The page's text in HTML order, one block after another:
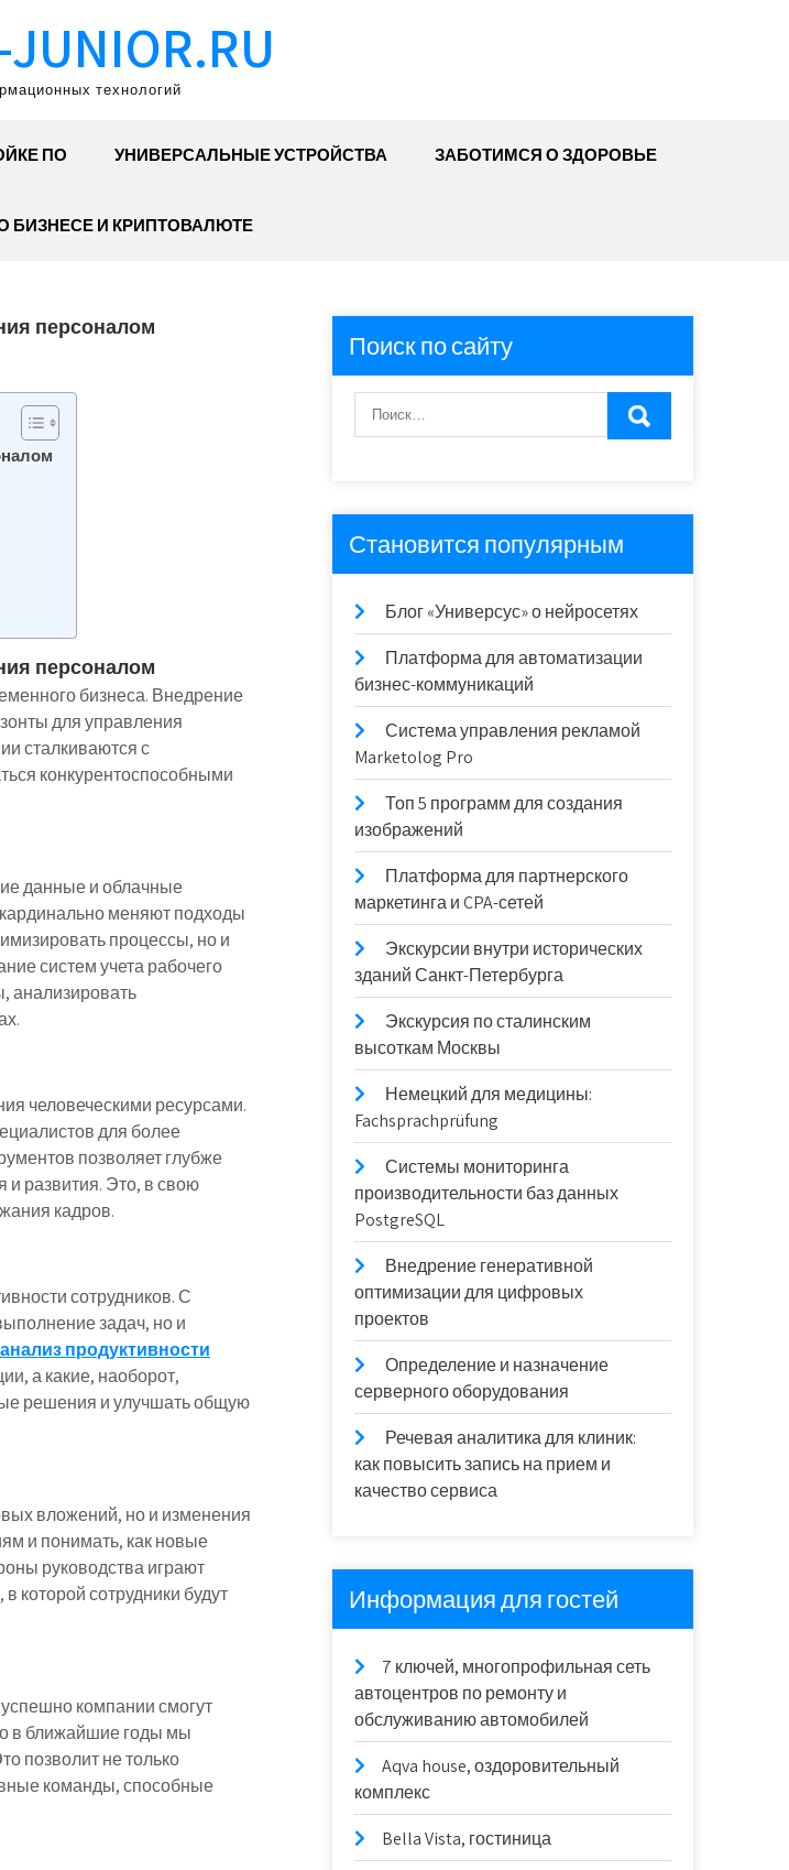
технологий
ПО УНИВЕРСАЛЬНЫЕ УСТРОЙСТВА ЗАБОТИМСЯ О ЗДОРОВЬЕ
БИЗНЕСЕ И КРИПТОВАЛЮТЕ
персоналом
персоналом
бизнеса. Внедрение
для управления
сталкиваются с
конкурентоспособными
данные и облачные
меняют подходы
процессы, но и
систем учета рабочего
анализировать
человеческими ресурсами.
для более
позволяет глубже
и развития. Это, в свою
кадров.
сотрудников. С
задач, но и
анализ продуктивности
а какие, наоборот,
решения и улучшать общую
вложений, но и изменения
и понимать, как новые
руководства играют
которой сотрудники будут
компании смогут
в ближайшие годы мы
позволит не только
команды, способные
Поиск по сайту
Становится популярным
Блог «Универсус» о нейросетях
Платформа для автоматизации
бизнес-коммуникаций
Система управления рекламой
Marketolog Pro
Топ 5 программ для создания
изображений
Платформа для партнерского
маркетинга и CPA-сетей
Экскурсии внутри исторических
зданий Санкт-Петербурга
Экскурсия по сталинским
высоткам Москвы
Немецкий для медицины:
Fachsprachprüfung
Системы мониторинга
производительности баз данных
PostgreSQL
Внедрение генеративной
оптимизации для цифровых
проектов
Определение и назначение
серверного оборудования
Речевая аналитика для клиник:
как повысить запись на прием и
качество сервиса
Информация для гостей
7 ключей, многопрофильная сеть
автоцентров по ремонту и
обслуживанию автомобилей
Aqva house, оздоровительный
комплекс
Bella Vista, гостиница